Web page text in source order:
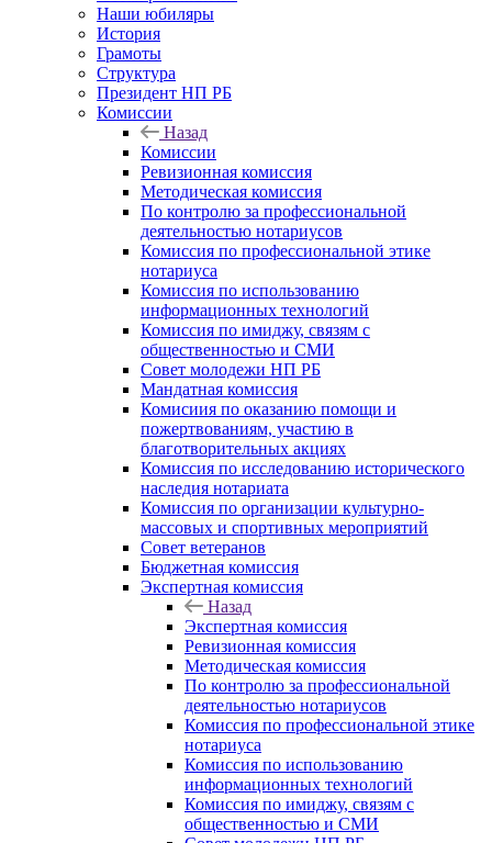
Наши юбиляры
История
Грамоты
Структура
Президент НП РБ
Комиссии
Назад
Комиссии
Ревизионная комиссия
Методическая комиссия
По контролю за профессиональной
деятельностью нотариусов
Комиссия по профессиональной этике
нотариуса
Комиссия по использованию
информационных технологий
Комиссия по имиджу, связям с
общественностью и СМИ
Совет молодежи НП РБ
Мандатная комиссия
Комисиия по оказанию помощи и
пожертвованиям, участию в
благотворительных акциях
Комиссия по исследованию исторического
наследия нотариата
Комиссия по организации культурно-
массовых и спортивных мероприятий
Совет ветеранов
Бюджетная комиссия
Экспертная комиссия
Назад
Экспертная комиссия
Ревизионная комиссия
Методическая комиссия
По контролю за профессиональной
деятельностью нотариусов
Комиссия по профессиональной этике
нотариуса
Комиссия по использованию
информационных технологий
Комиссия по имиджу, связям с
общественностью и СМИ